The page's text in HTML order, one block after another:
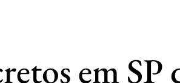
em SP